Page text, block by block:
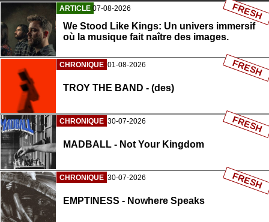
ARTICLE 07-08-2026
We Stood Like Kings: Un univers immersif
où la musique fait naître des images.
FRESH
CHRONIQUE 01-08-2026
TROY THE BAND - (des)
FRESH
CHRONIQUE 30-07-2026
MADBALL - Not Your Kingdom
FRESH
CHRONIQUE 30-07-2026
EMPTINESS - Nowhere Speaks
FRESH